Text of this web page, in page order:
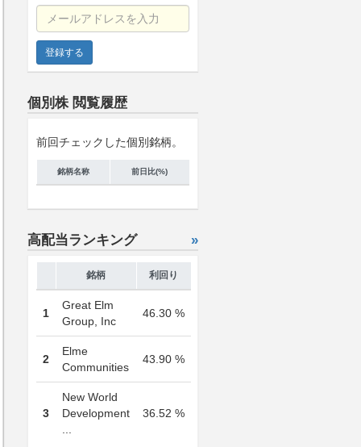
メールアドレスを入力
個別株 閲覧履歴
前回チェックした個別銘柄。
銘柄名称 前日比(%)
高配当ランキング »
銘柄 利回り
1
Great Elm
Group, Inc
46.30 %
2
Elme
Communities
43.90 %
3
New World
Development
36.52 %